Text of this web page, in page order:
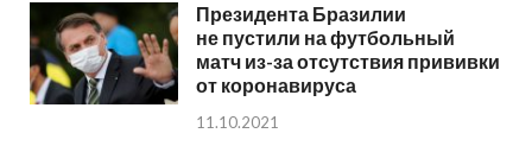
Президента Бразилии
не пустили на футбольный
матч из-за отсутствия прививки
от коронавируса
11.10.2021